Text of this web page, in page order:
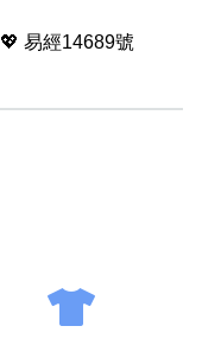
💖 易經14689號